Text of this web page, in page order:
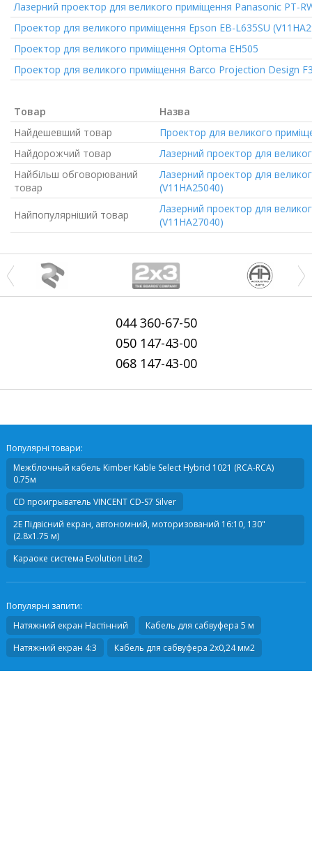
Лазерний проектор для великого приміщення Panasonic PT-
Проектор для великого приміщення Epson EB-L635SU
Проектор для великого приміщення Optoma EH505
Проектор для великого приміщення Barco Projection Design
Товар
Назва
Найдешевший товар
Проектор для великого
Найдорожчий товар
Лазерний проектор для
Найбільш обговорюваний
товар
Лазерний проектор для
(V11HA25040)
Найпопулярніший товар
Лазерний проектор для
(V11HA27040)
044360-67-50
050147-43-00
068147-43-00
Популярні товари:
Межблочный кабель Kimber Kable Select Hybrid 1021 (RCA-RCA)
0.75м
CD проигрыватель VINCENT CD-S7 Silver
2E Підвісний екран, автономний, моторизований 16:10, 130"
(2.8x1.75 м)
Караоке система Evolution Lite2
Популярні запити:
Натяжний екран Настінний
Кабель для сабвуфера 5 м
Натяжний екран 4:3
Кабель для сабвуфера 2х0,24 мм2